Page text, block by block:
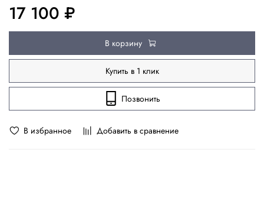
В избранное Добавить в сравнение
17 100 ₽
В корзину
Купить в 1 клик
Позвонить